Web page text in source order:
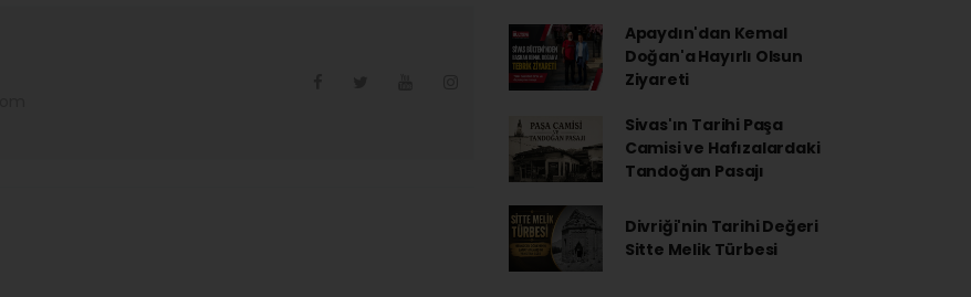
Apaydın'dan Kemal
Doğan'a Hayırlı Olsun
Ziyareti
Sivas'ın Tarihi Paşa
Camisi ve Hafızalardaki
Tandoğan Pasajı
Divriği'nin Tarihi Değeri
Sitte Melik Türbesi